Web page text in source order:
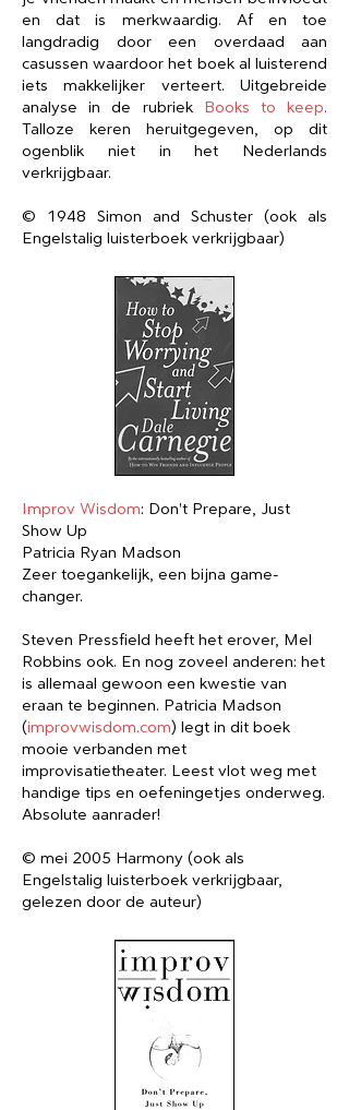
en dat is merkwaardig. Af en toe
langdradig door een overdaad aan
casussen ​waardoor het boek al luisterend
iets makkelijker verteert. Uitgebreide
analyse in de rubriek Books to keep.
Talloze keren heruitgegeven, op dit
ogenblik niet in het Nederlands
verkrijgbaar.
© 1948 Simon and Schuster (ook als
Engelstalig luisterboek verkrijgbaar)
Improv Wisdom: Don't Prepare, Just
Show Up
Patricia Ryan Madson
Zeer toegankelijk​, een bijna game-
changer.
Steven Pressfield heeft het erover, Mel
Robbins ook. En nog zoveel anderen: het
is allemaal gewoon een kwestie van
eraan te beginnen. Patricia Madson
(improvwisdom.com) legt in dit boek
mooie verbanden met
improvisatietheater. Leest vlot weg met
handige tips en oefeningetjes onderweg.
Absolute aanrader!
© mei 2005 Harmony (ook als
Engelstalig luisterboek verkrijgbaar,
gelezen door de auteur)